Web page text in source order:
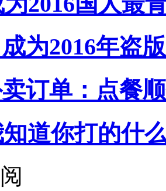
成为2016年盗
订单：点餐
道你打的什